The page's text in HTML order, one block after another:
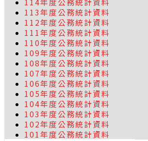
114年度公務統計資料
113年度公務統計資料
112年度公務統計資料
111年度公務統計資料
110年度公務統計資料
109年度公務統計資料
108年度公務統計資料
107年度公務統計資料
106年度公務統計資料
105年度公務統計資料
104年度公務統計資料
103年度公務統計資料
102年度公務統計資料
101年度公務統計資料